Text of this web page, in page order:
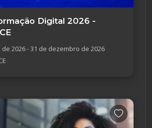
Digital 2026 -
2026 - 31 de dezembro de 2026